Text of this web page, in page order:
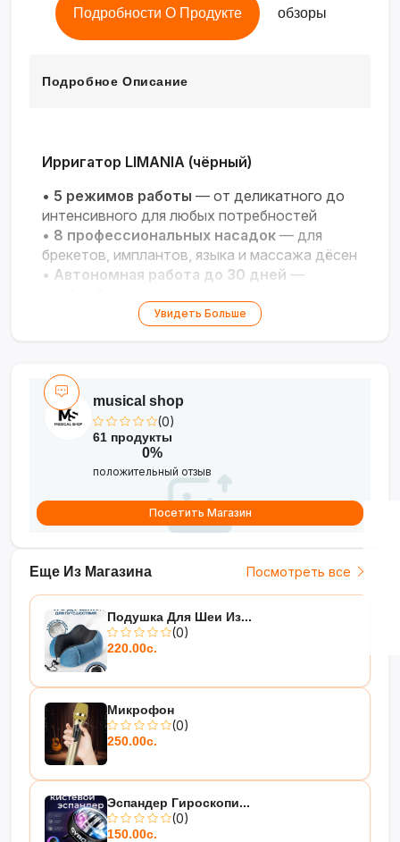
Подробности О Продукте обзоры
Подробное Описание
Ирригатор LIMANIA (чёрный)
• 5 режимов работы — от деликатного до
интенсивного для любых потребностей
• 8 профессиональных насадок — для
брекетов, имплантов, языка и массажа дёсен
• Автономная работа до 30 дней —
Объём резервуара 300 мл
— хватает на
корпус
Увидеть Больше
Еще Из Магазина Посмотреть все
Подушка Для Шеи Из...
(0)
220.00с.
Микрофон
(0)
250.00с.
Эспандер Гироскопи...
(0)
150.00с.
musical shop
(0)
61 продукты
0%
положительный отзыв
Посетить Магазин